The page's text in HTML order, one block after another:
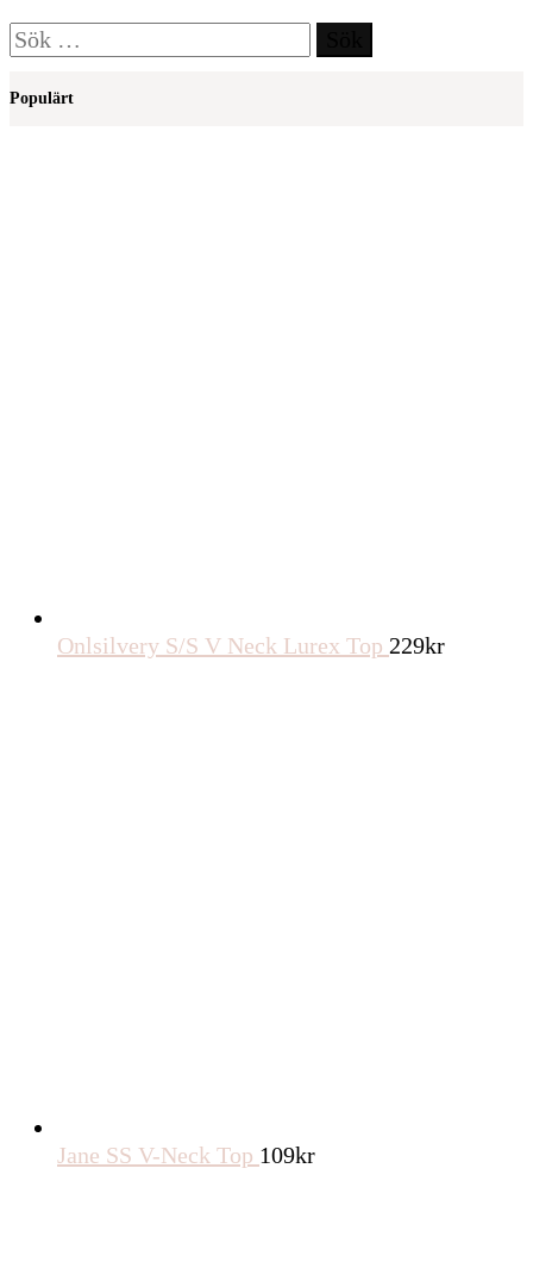
Sök
efter:
Populärt
Onlsilvery S/S V Neck Lurex Top 229kr
Jane SS V-Neck Top 109kr